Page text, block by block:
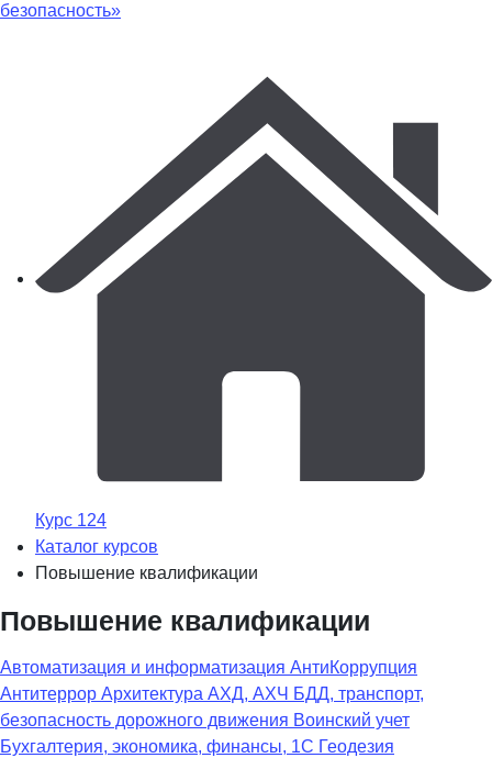
безопасность»
Курс 124
Каталог курсов
Повышение квалификации
Повышение квалификации
Автоматизация и информатизация АнтиКоррупция
Антитеррор Архитектура АХД, АХЧ БДД, транспорт,
безопасность дорожного движения Воинский учет
Бухгалтерия, экономика, финансы, 1С Геодезия